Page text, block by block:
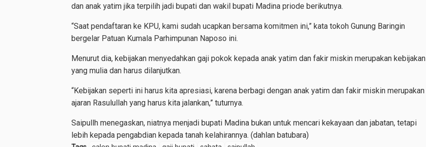
dan anak yatim jika terpilih jadi bupati dan wakil bupati Madina priode berikutnya.
“Saat pendaftaran ke KPU, kami sudah ucapkan bersama komitmen ini,” kata tokoh Gunung Baringin
bergelar Patuan Kumala Parhimpunan Naposo ini.
Menurut dia, kebijakan menyedahkan gaji pokok kepada anak yatim dan fakir miskin merupakan kebijakan
yang mulia dan harus dilanjutkan.
“Kebijakan seperti ini harus kita apresiasi, karena berbagi dengan anak yatim dan fakir miskin merupakan
ajaran Rasulullah yang harus kita jalankan,” tuturnya.
Saipullh menegaskan, niatnya menjadi bupati Madina bukan untuk mencari kekayaan dan jabatan, tetapi
lebih kepada pengabdian kepada tanah kelahirannya. (dahlan batubara)